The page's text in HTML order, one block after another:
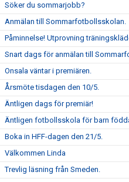
Söker du sommarjobb?
Anmälan till Sommarfotbollsskolan.
Påminnelse! Utprovning
Snart dags för anmälan till
Onsala väntar i premiären.
Årsmöte tisdagen den 10/5.
Äntligen dags för premiär!
Äntligen fotbollsskola för barn
Boka in HFF-dagen den 21/5.
Välkommen Linda
Trevlig läsning från Smeden.